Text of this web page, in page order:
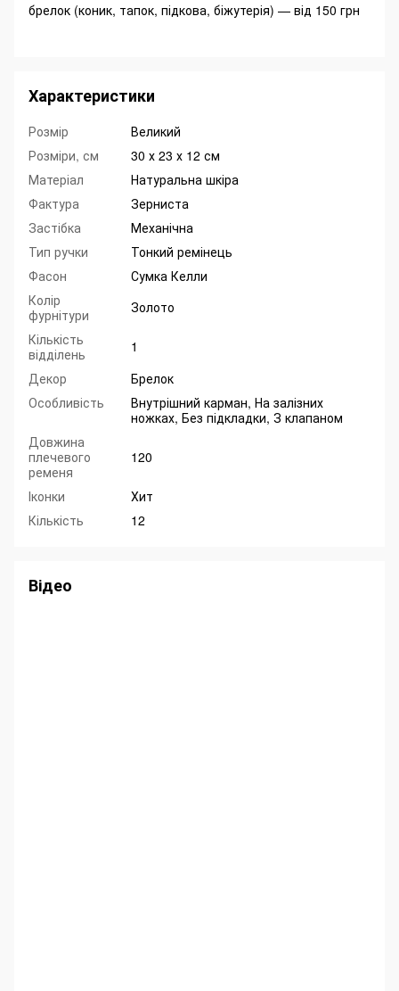
брелок (коник, тапок, підкова, біжутерія) — від 150 грн
Характеристики
Розмір
Великий
Розміри, см
30 х 23 х 12 см
Матеріал
Натуральна шкіра
Фактура
Зерниста
Застібка
Механічна
Тип ручки
Тонкий ремінець
Фасон
Сумка Келли
Колір
фурнітури
Золото
Кількість
відділень
1
Декор
Брелок
Особливість
Внутрішний карман, На залізних
ножках, Без підкладки, З клапаном
Довжина
плечевого
ременя
120
Іконки
Хит
Кількість
12
Відео